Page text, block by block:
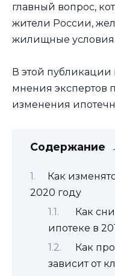
главный вопрос,
жители России,
жилищные условия.
В этой
мнения экспертов
изменения
Содержание
Как
2020 году
Как
ипотеке в
Как
зависит от